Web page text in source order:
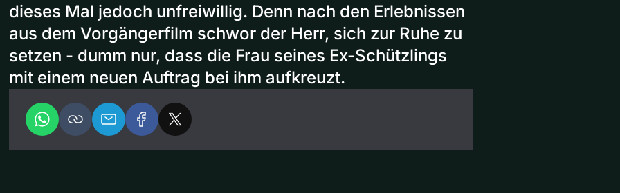
dieses Mal jedoch unfreiwillig. Denn nach den Erlebnissen
aus dem Vorgängerfilm schwor der Herr, sich zur Ruhe zu
setzen - dumm nur, dass die Frau seines Ex-Schützlings
mit einem neuen Auftrag bei ihm aufkreuzt.